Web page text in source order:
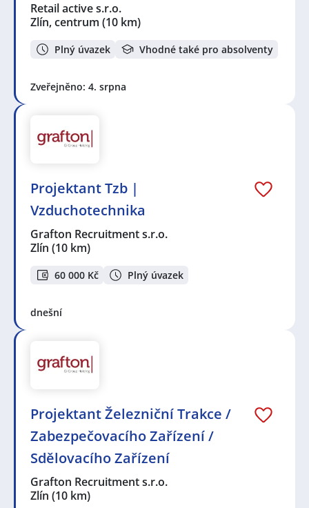
Retail active s.r.o.
Zlín, centrum (10 km)
Plný úvazek Vhodné také pro absolventy
Zveřejněno: 4. srpna
Projektant Tzb |
Vzduchotechnika
Grafton Recruitment s.r.o.
Zlín (10 km)
60 000 Kč Plný úvazek
dnešní
Projektant Železniční Trakce /
Zabezpečovacího Zařízení /
Sdělovacího Zařízení
Grafton Recruitment s.r.o.
Zlín (10 km)